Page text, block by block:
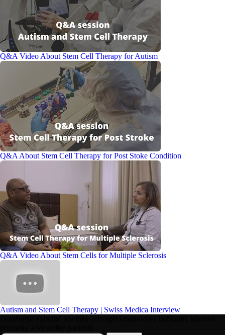
Q&A Video About Stem Cell Therapy for Autism
Q&A About Stem Cell Therapy for Post Stoke Condition
Q&A Video About Stem Cells for Multiple Sclerosis
Autism and Stem Cell Therapy | Swiss Medica Interview